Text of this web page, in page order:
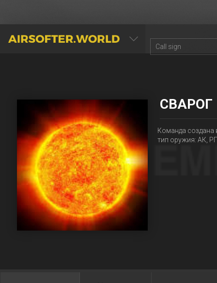
AIRSOFTER.WORLD
СВАРОГ
Команда создана
тип оружия: АК,